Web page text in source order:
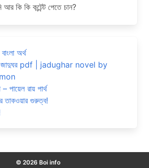
কি কি কন্টেন্ট পেতে চান?
অর্থ
জাদুঘর pdf | jadughar novel by
– পায়েল রায় পার্থ
তাকওয়ার গুরুত্ব!
© 2026 Boi info